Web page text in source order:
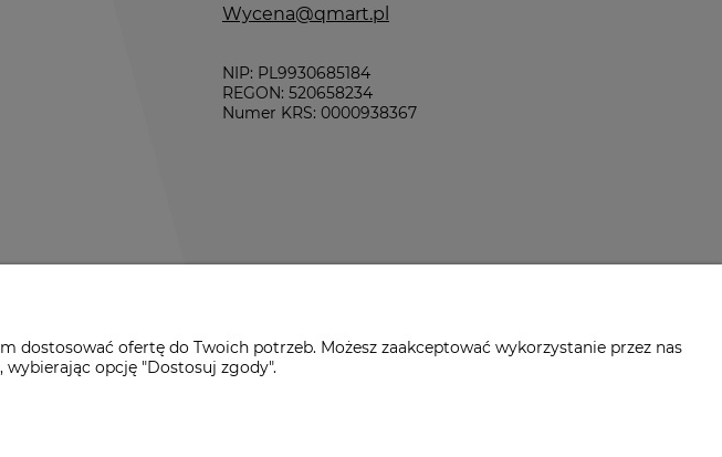
Wycena@qmart.pl
NIP: PL9930685184
REGON: 520658234
Numer KRS: 0000938367
ofertę do Twoich potrzeb. Możesz zaakceptować wykorzystanie przez nas
opcję "Dostosuj zgody".